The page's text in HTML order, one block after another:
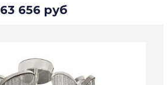
63 656 руб